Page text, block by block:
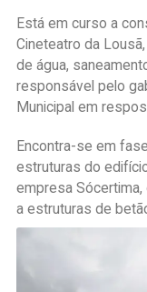
Está em curso a
Cineteatro da
de água,
responsável pelo
Municipal em
Encontra-se em
estruturas do
empresa Sócertima,
a estruturas de